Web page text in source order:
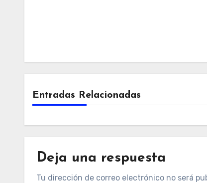
Entradas Relacionadas
Deja una respuesta
Tu dirección de correo electrónico no será